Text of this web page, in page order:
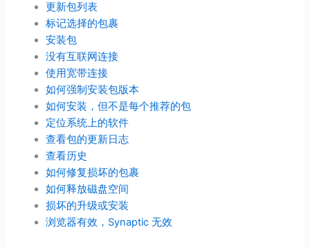
更新包列表
标记选择的包裹
安装包
没有互联网连接
使用宽带连接
如何强制安装包版本
如何安装，但不是每个推荐的包
定位系统上的软件
查看包的更新日志
查看历史
如何修复损坏的包裹
如何释放磁盘空间
损坏的升级或安装
浏览器有效，Synaptic 无效